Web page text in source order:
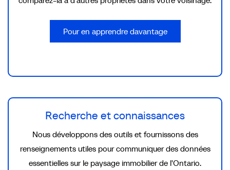
Pour en apprendre davantage
Recherche et connaissances
Nous développons des outils et fournissons des
renseignements utiles pour communiquer des données
essentielles sur le paysage immobilier de l'Ontario.